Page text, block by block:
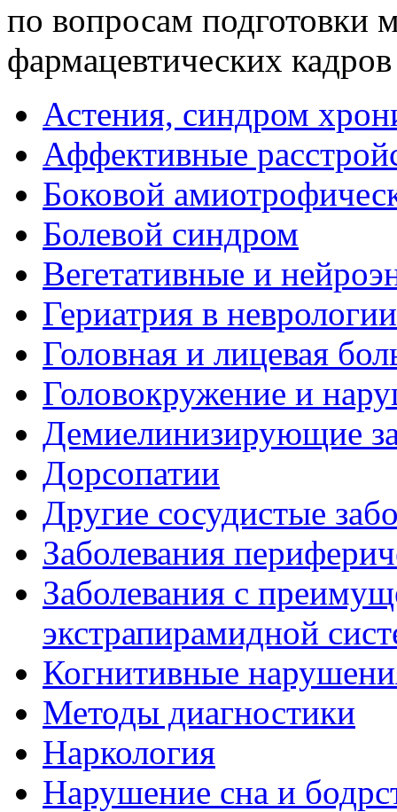
по вопросам подготовки
фармацевтических кадров
Астения, синдром
Аффективные
Боковой
Болевой синдром
Вегетативные и
Гериатрия в неврологии
Головная и лицевая
Головокружение и
Демиелинизирующие
Дорсопатии
Другие сосудистые
Заболевания
Заболевания с
экстрапирамидной
Когнитивные
Методы диагностики
Наркология
Нарушение сна и